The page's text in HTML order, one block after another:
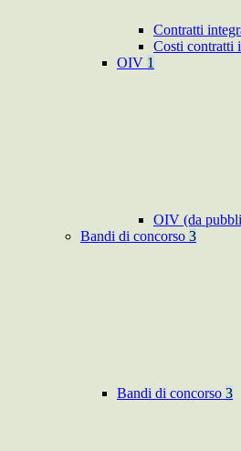
Contratti
Costi contratti
OIV 1
OIV (da
Bandi di concorso 3
Bandi di concorso 3